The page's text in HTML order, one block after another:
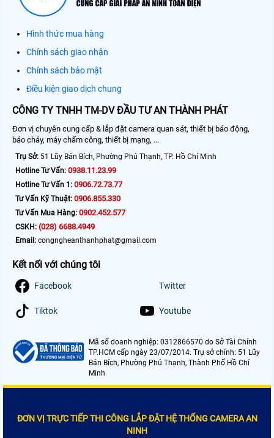
Hình thức mua hàng
Chính sách giao nhận
Chính sách bảo mật
Điều kiện giao dịch chung
CÔNG TY TNHH TM-DV ĐẦU TƯ AN THÀNH PHÁT
Đơn vị chuyên cung cấp & lắp đặt camera quan sát, thiết bị báo động,
báo cháy, máy chấm công, thiết bị mạng, ...
Trụ Sở: 51 Lũy Bán Bích, Phường Phú Thạnh, TP. Hồ Chí Minh
Hotline Tư Vấn: 0938.11.23.99
Hotline Tư Vấn 1: 0906.72.73.77
Tư Vấn Kỹ Thuật: 0906.855.330
Tư Vấn Mua Hàng: 0902.452.577
CSKH: (028) 6688.4949
Email: congngheanthanhphat@gmail.com
Kết nối với chúng tôi
Facebook Twitter
Tiktok Youtube
Mã số doanh nghiệp: 0312866570 do Sở Tài Chính
TP.HCM cấp ngày 23/07/2014. Trụ sở chính: 51 Lũy
Bán Bích, Phường Phú Thạnh, Thành Phố Hồ Chí
Minh
ĐƠN VỊ TRỰC TIẾP THI CÔNG LẮP ĐẶT HỆ THỐNG CAMERA AN
NINH